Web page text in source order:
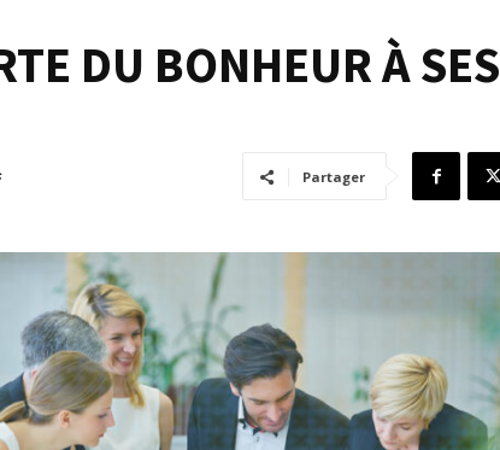
DU BONHEUR À SES
Partager